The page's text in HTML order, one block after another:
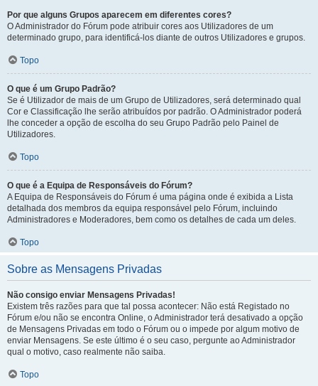
Por que alguns Grupos aparecem em diferentes cores?
O Administrador do Fórum pode atribuir cores aos Utilizadores de um
determinado grupo, para identificá-los diante de outros Utilizadores e grupos.
Topo
O que é um Grupo Padrão?
Se é Utilizador de mais de um Grupo de Utilizadores, será determinado qual
Cor e Classificação lhe serão atribuídos por padrão. O Administrador poderá
lhe conceder a opção de escolha do seu Grupo Padrão pelo Painel de
Utilizadores.
Topo
O que é a Equipa de Responsáveis do Fórum?
A Equipa de Responsáveis do Fórum é uma página onde é exibida a Lista
detalhada dos membros da equipa responsável pelo Fórum, incluindo
Administradores e Moderadores, bem como os detalhes de cada um deles.
Topo
Sobre as Mensagens Privadas
Não consigo enviar Mensagens Privadas!
Existem três razões para que tal possa acontecer: Não está Registado no
Fórum e/ou não se encontra Online, o Administrador terá desativado a opção
de Mensagens Privadas em todo o Fórum ou o impede por algum motivo de
enviar Mensagens. Se este último é o seu caso, pergunte ao Administrador
qual o motivo, caso realmente não saiba.
Topo